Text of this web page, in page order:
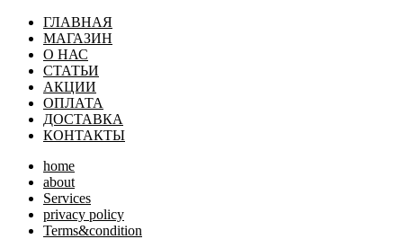
ГЛАВНАЯ
МАГАЗИН
О НАС
СТАТЬИ
АКЦИИ
ОПЛАТА
ДОСТАВКА
КОНТАКТЫ
home
about
Services
privacy policy
Terms&condition